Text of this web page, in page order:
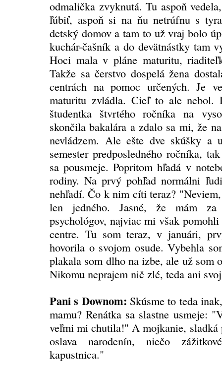
odmalička zvyknutá. Tu aspoň
ľúbiť, aspoň si na ňu netrúfnu s
detský domov a tam to už vraj bolo
kuchár-čašník a do devätnástky tam
Hoci mala v pláne maturitu,
Takže sa čerstvo dospelá žena
centrách na pomoc určených. Je
maturitu zvládla. Cieľ to ale nebol.
študentka štvrtého ročníka na
skončila bakalára a zdalo sa mi, že
nevládzem. Ale ešte dve skúšky a
semester predposledného ročníka,
sa pousmeje. Popritom hľadá v
rodiny. Na prvý pohľad normálni
nehľadí. Čo k nim cíti teraz?
len jedného. Jasné, že mám
psychológov, najviac mi však
centre. Tu som teraz, v januári,
hovorila o svojom osude. Vybehla
plakala som dlho na izbe, ale už som
Nikomu neprajem nič zlé, teda ani
Pani s Downom: Skúsme to teda
mamu? Renátka sa slastne usmeje:
veľmi mi chutila!" A mojkanie, sladká
oslava narodenín, niečo
kapustnica."